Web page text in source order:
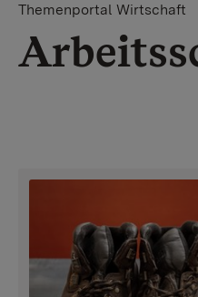
Themenportal Wirtschaft